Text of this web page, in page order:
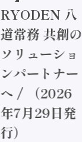
RYODEN 八
道常務 共創の
ソリューショ
ンパートナー
へ / （2026
年7月29日発
行）